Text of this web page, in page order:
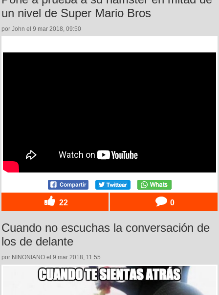
un nivel de Super Mario Bros
por John el 9 mar 2018, 09:50
22 0
Cuando no escuchas la conversación de
los de delante
por NINONIANO el 9 mar 2018, 11:55